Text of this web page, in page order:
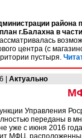
г.Балахна в
центра (с
пустыря.
| Актуально
Управления
переданы в
уже с июня 2016
МФЦ,